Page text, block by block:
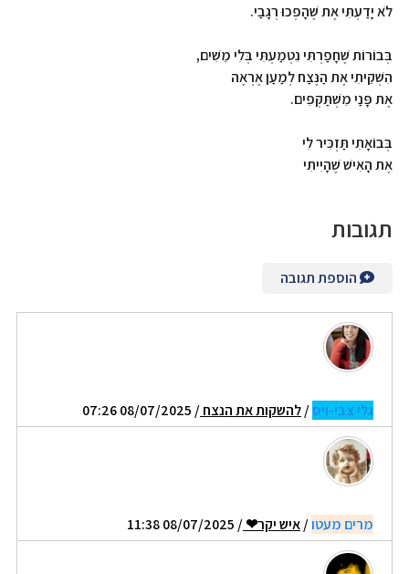
לֹא יָדַעְתִּי אֶת שֶׁהָפְכוּ רְגָבַי.
בְּבוֹרוֹת שֶׁחָפַרְתִּי נִטְמַעְתִּי בְּלִי מֵשִׁים,
הִשְׁקֵיתִי אֶת הַנֶּצַח לְמַעַן אֶרְאֶה
אֶת פָּנַי מִשְׁתַּקְּפִים.
בְּבוֹאָתִי תַּזְכִּיר לִי
אֶת הָאִישׁ שֶׁהָיִיתִי
תגובות
הוספת תגובה
גלי צבי-ויס/להשקות את הנצח/ 08/07/2025 07:26
מרים מעטו/איש יקר❤/ 08/07/2025 11:38